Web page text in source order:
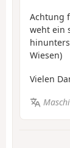
Achtung
weht ein
Wiesen)
Vielen